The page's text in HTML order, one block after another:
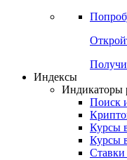
Индексы
Индикаторы
Поиск
Курсы
Курсы
Ставки